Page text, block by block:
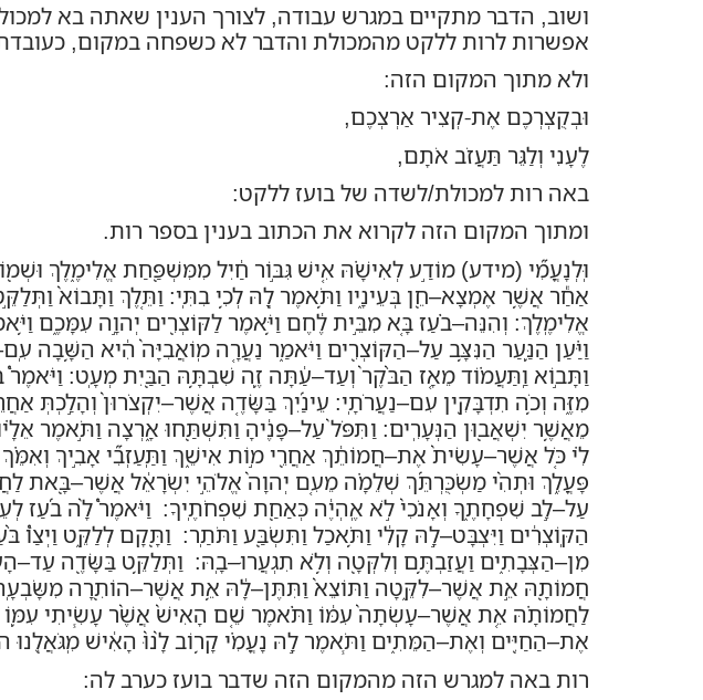
ושוב, הדבר מתקיים במגרש עבודה, לצורך הענין שאתה בא
אפשרות לרות ללקט מהמכולת והדבר לא כשפחה במקום,
ולא מתוך המקום הזה:
וּבְקֻצְרְכֶם אֶת-קְצִיר אַרְצְכֶם,
לֶעָנִי וְלַגֵּר תַּעֲזֹב אֹתָם,
באה רות למכולת/לשדה של בועז ללקט:
ומתוך המקום הזה לקרוא את הכתוב בענין בספר רות.
וּֽלְנָעֳמִ֞י (מידע)מוֹדַ֣ע לְאִישָׁ֗הּ אִ֚ישׁ גִּבּ֣וֹר חַ֔יִל מִמִּשְׁפַּ֖חַת אֱלִימֶ֑לֶךְ
אַחַ֕ר אֲשֶׁ֥ר אֶמְצָא–חֵ֖ן בְּעֵינָ֑יו וַתֹּ֥אמֶר לָ֖הּ לְכִ֥י בִתִּֽי: וַתֵּ֤לֶךְ וַתָּבוֹא֙
אֱלִימֶֽלֶךְ: וְהִנֵּה–בֹ֗עַז בָּ֚א מִבֵּ֣ית לֶ֔חֶם וַיֹּ֥אמֶר לַקּוֹצְרִ֖ים יְהוָ֣ה עִמָּכֶ֑ם
וַיַּ֗עַן הַנַּ֛עַר הַנִּצָּ֥ב עַל–הַקּוֹצְרִ֖ים וַיֹּאמַ֑ר נַעֲרָ֤ה מֽוֹאֲבִיָּה֙ הִ֔יא הַשָּׁ֥בָה עִֽם
וַתָּב֣וֹא וַֽתַּעֲמ֗וֹד מֵאָ֤ז הַבֹּ֙קֶר֙ וְעַד–עַ֔תָּה זֶ֛ה שִׁבְתָּ֥הּ הַבַּ֖יִת מְעָֽט: וַיֹּאמֶר֩
מִזֶּ֑ה וְכֹ֥ה תִדְבָּקִ֖ין עִם–נַעֲרֹתָֽי: עֵינַ֜יִךְ בַּשָּׂדֶ֤ה אֲשֶׁר–יִקְצֹרוּן֙ וְהָלַ֣כְתְּ
מֵאֲשֶׁ֥ר יִשְׁאֲב֖וּן הַנְּעָרִֽים: וַתִּפֹּל֙ עַל–פָּנֶ֔יהָ וַתִּשְׁתַּ֖חוּ אָ֑רְצָה וַתֹּ֣אמֶר
לִ֗י כֹּ֤ל אֲשֶׁר–עָשִׂית֙ אֶת–חֲמוֹתֵ֔ךְ אַחֲרֵ֖י מ֣וֹת אִישֵׁ֑ךְ וַתַּֽעַזְבִ֞י אָבִ֣יךְ
פָּעֳלֵ֑ךְ וּתְהִ֨י מַשְׂכֻּרְתֵּ֜ךְ שְׁלֵמָ֗ה מֵעִ֤ם יְהוָה֙ אֱלֹהֵ֣י יִשְׂרָאֵ֔ל אֲשֶׁר–בָּ֖את
עַל–לֵ֣ב שִׁפְחָתֶ֑ךָ וְאָנֹכִי֙ לֹ֣א אֶֽהְיֶ֔ה כְּאַחַ֖ת שִׁפְחֹתֶֽיךָ: וַיֹּאמֶר֩ לָ֨ה בֹ֜עַז
הַקּֽוֹצְרִ֔ים וַיִּצְבָּט–לָ֣הּ קָלִ֔י וַתֹּ֥אכַל וַתִּשְׂבַּ֖ע וַתֹּתַֽר: וַתָּ֖קָם לְלַקֵּ֑ט וַיְצַו֩
מִן–הַצְּבָתִ֑ים וַעֲזַבְתֶּ֥ם וְלִקְּטָ֖ה וְלֹ֥א תִגְעֲרוּ–בָֽהּ: וַתְּלַקֵּ֥ט בַּשָּׂדֶ֖ה עַד–
חֲמוֹתָ֖הּ אֵ֣ת אֲשֶׁר–לִקֵּ֑טָה וַתּוֹצֵא֙ וַתִּתֶּן–לָ֔הּ אֵ֥ת אֲשֶׁר–הוֹתִ֖רָה
לַחֲמוֹתָ֗הּ אֵ֤ת אֲשֶׁר–עָשְׂתָה֙ עִמּ֔וֹ וַתֹּ֗אמֶר שֵׁ֤ם הָאִישׁ֙ אֲשֶׁ֨ר עָשִׂ֧יתִי עִמּ֛וֹ
אֶת–הַחַיִּ֖ים וְאֶת–הַמֵּתִ֑ים וַתֹּ֧אמֶר לָ֣הּ נָעֳמִ֗י קָר֥וֹב לָ֙נוּ֙ הָאִ֔ישׁ מִֽגֹּאֲלֵ֖נוּ
רות באה למגרש הזה מהמקום הזה שדבר בועז כערב לה: